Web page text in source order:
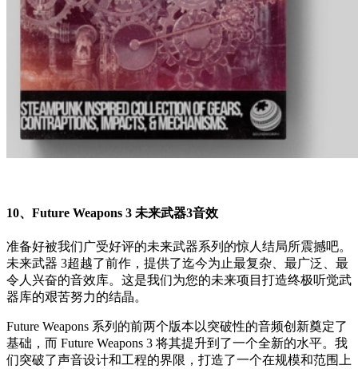
10、Future Weapons 3 未来武器3音效
准备好被我们广受好评的未来武器系列的惊人结局所震撼吧。
未来武器 3超越了前作，提供了迄今为止最复杂、最广泛、最
令人兴奋的音效库。这是我们为您的未来项目打造终极听觉武
器库的艰苦努力的结晶。
Future Weapons 系列的前两个版本以突破性的音频创新奠定了
基础，而 Future Weapons 3 将其提升到了一个全新的水平。我
们突破了声音设计和工程的界限，打造了一个在规模和范围上